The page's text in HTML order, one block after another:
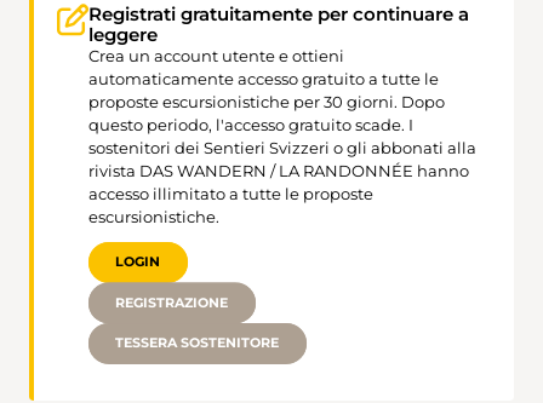
Registrati gratuitamente per continuare a
leggere
Crea un account utente e ottieni
automaticamente accesso gratuito a tutte le
proposte escursionistiche per 30 giorni. Dopo
questo periodo, l'accesso gratuito scade. I
sostenitori dei Sentieri Svizzeri o gli abbonati alla
rivista DAS WANDERN / LA RANDONNÉE hanno
accesso illimitato a tutte le proposte
escursionistiche.
LOGIN
REGISTRAZIONE
TESSERA SOSTENITORE